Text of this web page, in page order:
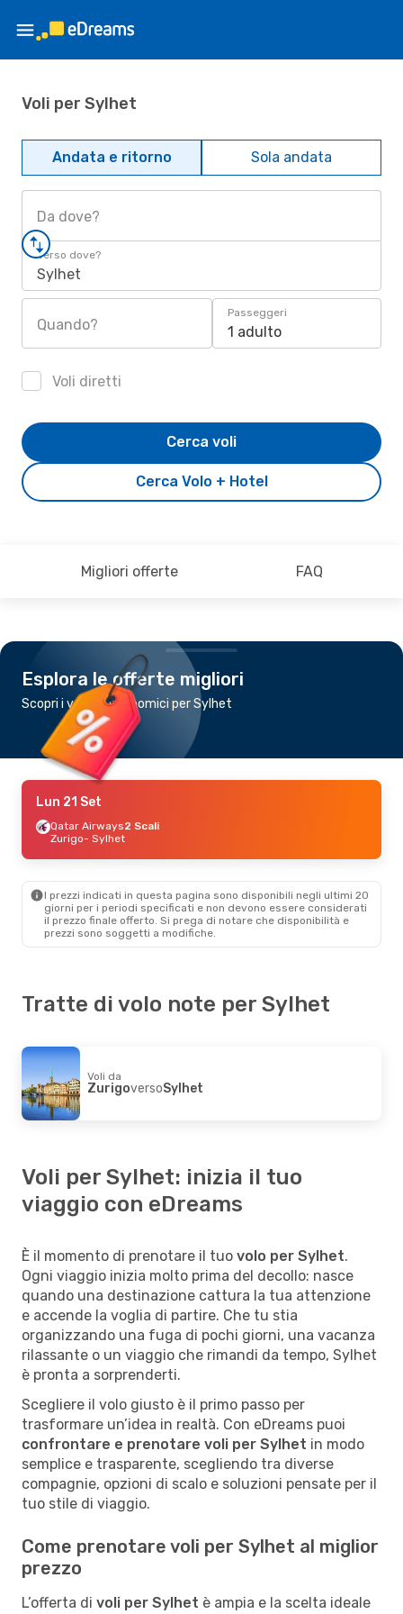
Voli per Sylhet
Andata e ritorno Sola andata
Da dove?
Verso dove?
Sylhet
Quando?
Passeggeri
1 adulto
Voli diretti
Cerca Volo + Hotel
Cerca voli
Migliori offerte FAQ
Esplora le offerte migliori
Scopri i voli più economici per Sylhet
Lun 21 Set
Qatar Airways2 Scali
Zurigo- Sylhet
I prezzi indicati in questa pagina sono disponibili negli ultimi 20
giorni per i periodi specificati e non devono essere considerati
il ​​prezzo finale offerto. Si prega di notare che disponibilità e
prezzi sono soggetti a modifiche.
Tratte di volo note per Sylhet
Voli da
ZurigoversoSylhet
Voli per Sylhet: inizia il tuo
viaggio con eDreams
È il momento di prenotare il tuo volo per Sylhet.
Ogni viaggio inizia molto prima del decollo: nasce
quando una destinazione cattura la tua attenzione
e accende la voglia di partire. Che tu stia
organizzando una fuga di pochi giorni, una vacanza
rilassante o un viaggio che rimandi da tempo, Sylhet
è pronta a sorprenderti.
Scegliere il volo giusto è il primo passo per
trasformare un’idea in realtà. Con eDreams puoi
confrontare e prenotare voli per Sylhet in modo
semplice e trasparente, scegliendo tra diverse
compagnie, opzioni di scalo e soluzioni pensate per il
tuo stile di viaggio.
Come prenotare voli per Sylhet al miglior
prezzo
L’offerta di voli per Sylhet è ampia e la scelta ideale